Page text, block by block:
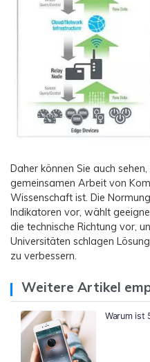
Daher können Sie auch
gemeinsamen Arbeit von
Wissenschaft ist. Die
Indikatoren vor, wählt
die technische Richtung vor,
Universitäten schlagen
zu verbessern.
Weitere Artikel
Warum ist